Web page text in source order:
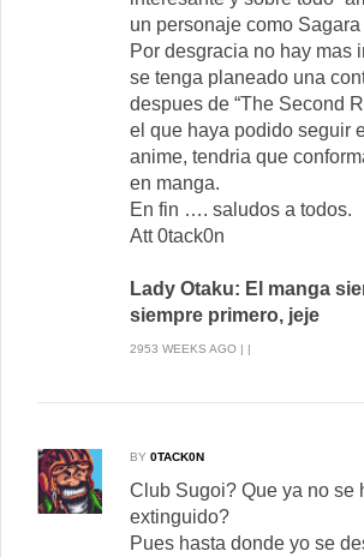
un personaje como
Por desgracia no hay mas
se tenga planeado una
despues de “The Second
el que haya podido seguir
anime, tendria que
en manga.
En fin …. saludos a todos.
Att 0tack0n
Lady Otaku: El manga
siempre primero, jeje
2953 WEEKS AGO | |
BY 0TACK0N
Club Sugoi? Que ya no se
extinguido?
Pues hasta donde yo se